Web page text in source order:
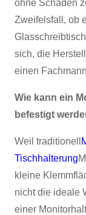
ohne Schaden
Zweifelsfall, ob
sich, die
einen
Wie kann ein
befestigt
Weil traditionell
Tischhalterung
kleine
nicht die ideale
einer